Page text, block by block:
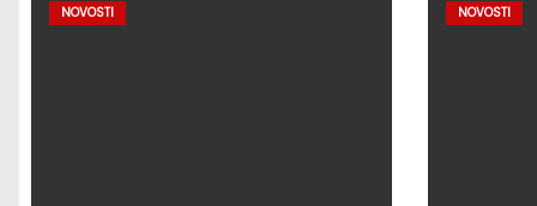
NOVOSTI NOVOSTI